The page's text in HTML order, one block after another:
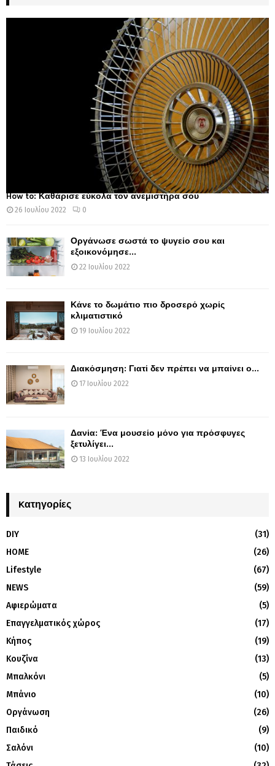
How to: Καθάρισε εύκολα τον ανεμιστήρα σου
26 Ιουλίου 2022 0
Οργάνωσε σωστά το ψυγείο σου και
εξοικονόμησε...
22 Ιουλίου 2022
Κάνε το δωμάτιο πιο δροσερό χωρίς
κλιματιστικό
19 Ιουλίου 2022
Διακόσμηση: Γιατί δεν πρέπει να μπαίνει ο...
17 Ιουλίου 2022
Δανία: Ένα μουσείο μόνο για πρόσφυγες
ξετυλίγει...
13 Ιουλίου 2022
Kατηγορίες
DIY
(31)
HOME
(26)
Lifestyle
(67)
NEWS
(59)
Αφιερώματα
(5)
Επαγγελματικός χώρος
(17)
Κήπος
(19)
Κουζίνα
(13)
Μπαλκόνι
(5)
Μπάνιο
(10)
Οργάνωση
(26)
Παιδικό
(9)
Σαλόνι
(10)